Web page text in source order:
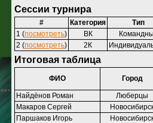
Сессии турнира
# Категория
Тип
1 (посмотреть) ВК
2 (посмотреть) 2К
Итоговая таблица
ФИО Город
Найдёнов Роман
Люберцы
Макаров Сергей
Паршаков Игорь